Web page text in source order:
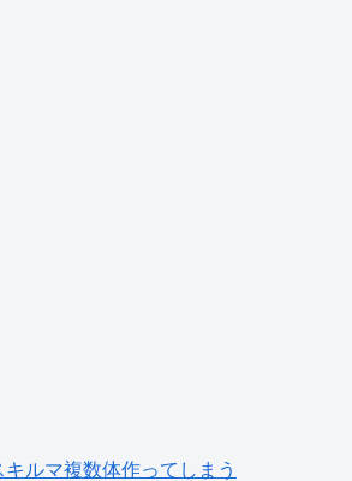
ルマ複数体作ってしまう